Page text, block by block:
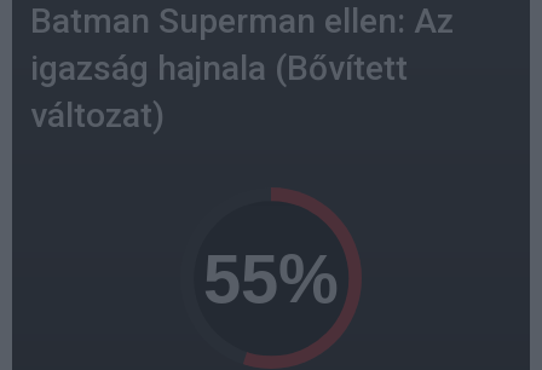
Batman Superman ellen: Az
igazság hajnala (Bővített
változat)